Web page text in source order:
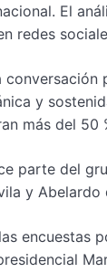
El
redes
y
más del
parte del
y Abelardo
encuestas